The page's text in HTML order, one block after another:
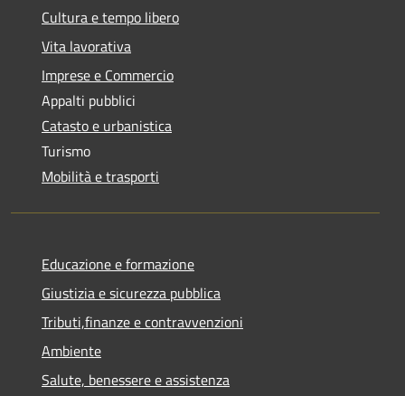
Cultura e tempo libero
Vita lavorativa
Imprese e Commercio
Appalti pubblici
Catasto e urbanistica
Turismo
Mobilità e trasporti
Educazione e formazione
Giustizia e sicurezza pubblica
Tributi,finanze e contravvenzioni
Ambiente
Salute, benessere e assistenza